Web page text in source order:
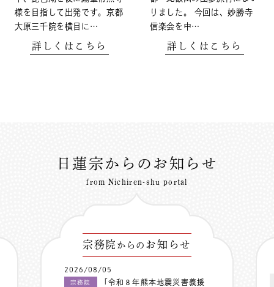
様を目指して出発です。京都
大原三千院を横目に…
詳しくはこちら
りました。 今回は、妙勝寺
信楽会を中…
詳しくはこちら
日蓮宗からのお知らせ
from Nichiren-shu portal
宗務院 からの お知らせ
2026/08/05
宗務院
「令和８年熊本地震災害義援